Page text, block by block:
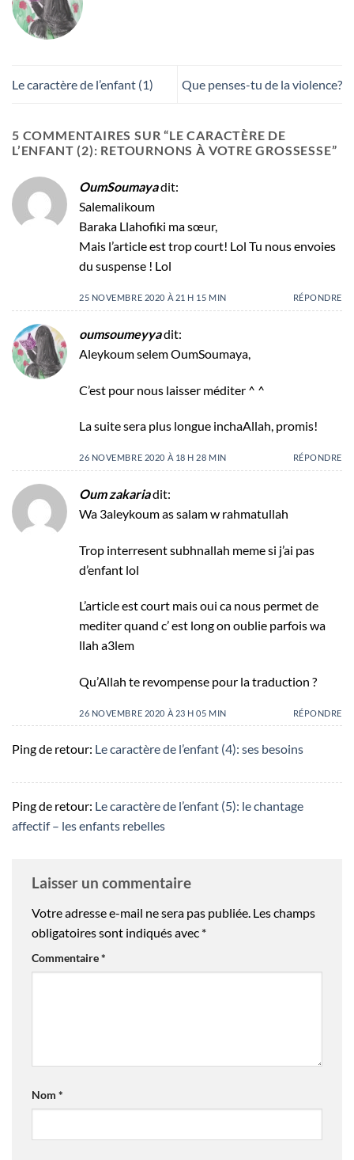
Le caractère de l’enfant (1) Que penses-tu de la violence?
5 COMMENTAIRES SUR “LE CARACTÈRE DE
L’ENFANT (2): RETOURNONS À VOTRE GROSSESSE”
OumSoumayadit:
Salemalikoum
Baraka Llahofiki ma sœur,
Mais l’article est trop court! Lol Tu nous envoies
du suspense ! Lol
25 NOVEMBRE 2020 À 21 H 15 MIN RÉPONDRE
oumsoumeyyadit:
Aleykoum selem OumSoumaya,
C’est pour nous laisser méditer ^ ^
La suite sera plus longue inchaAllah, promis!
26 NOVEMBRE 2020 À 18 H 28 MIN RÉPONDRE
Oum zakariadit:
Wa 3aleykoum as salam w rahmatullah
Trop interresent subhnallah meme si j’ai pas
d’enfant lol
L’article est court mais oui ca nous permet de
mediter quand c’ est long on oublie parfois wa
llah a3lem
Qu’Allah te revompense pour la traduction ?
26 NOVEMBRE 2020 À 23 H 05 MIN RÉPONDRE
Ping de retour: Le caractère de l’enfant (4): ses besoins
Ping de retour: Le caractère de l’enfant (5): le chantage
affectif – les enfants rebelles
Laisser un commentaire
Votre adresse e-mail ne sera pas publiée. Les champs
obligatoires sont indiqués avec *
Commentaire*
Nom *